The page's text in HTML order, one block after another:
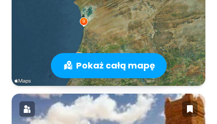
Pokaż całą mapę